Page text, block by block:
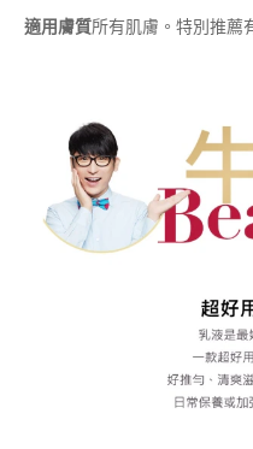
適用膚質所有肌膚。特別推薦